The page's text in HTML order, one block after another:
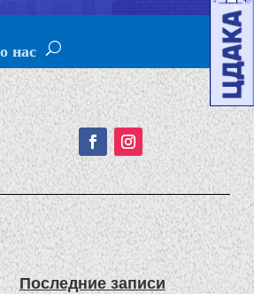
нас
Подписывайтесь!
Последние записи